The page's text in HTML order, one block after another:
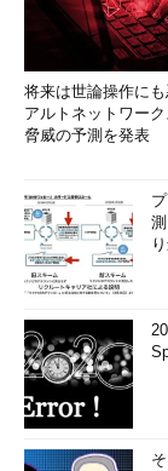
将来は世論操作に
アルトネットワー
脅威の予測を発表